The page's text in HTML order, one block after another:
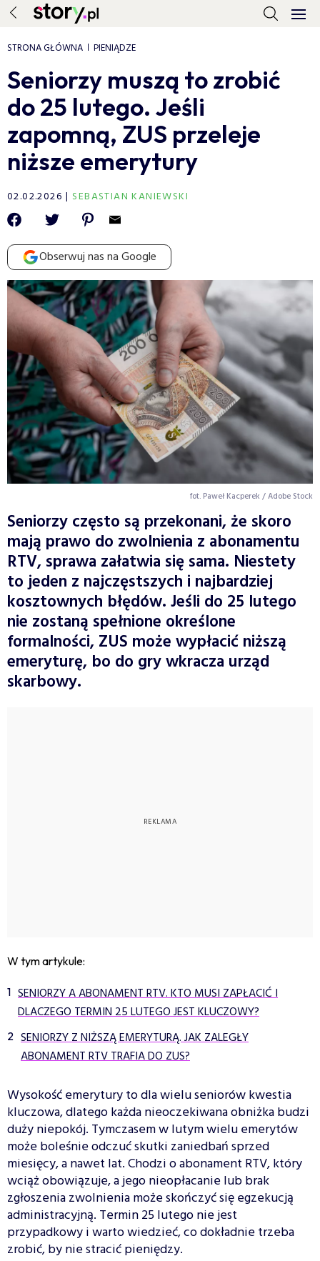
STRONA GŁÓWNA PIENIĄDZE
Seniorzy muszą to zrobić
do 25 lutego. Jeśli
zapomną, ZUS przeleje
niższe emerytury
02.02.2026 SEBASTIAN KANIEWSKI
Obserwuj nas na Google
fot. Paweł Kacperek / Adobe Stock
Seniorzy często są przekonani, że skoro
mają prawo do zwolnienia z abonamentu
RTV, sprawa załatwia się sama. Niestety
to jeden z najczęstszych i najbardziej
kosztownych błędów. Jeśli do 25 lutego
nie zostaną spełnione określone
formalności, ZUS może wypłacić niższą
emeryturę, bo do gry wkracza urząd
skarbowy.
W tym artykule:
SENIORZY A ABONAMENT RTV. KTO MUSI ZAPŁACIĆ I
DLACZEGO TERMIN 25 LUTEGO JEST KLUCZOWY?
SENIORZY Z NIŻSZĄ EMERYTURĄ. JAK ZALEGŁY
ABONAMENT RTV TRAFIA DO ZUS?
Wysokość emerytury to dla wielu seniorów kwestia
kluczowa, dlatego każda nieoczekiwana obniżka budzi
duży niepokój. Tymczasem w lutym wielu emerytów
może boleśnie odczuć skutki zaniedbań sprzed
miesięcy, a nawet lat. Chodzi o abonament RTV, który
wciąż obowiązuje, a jego nieopłacanie lub brak
zgłoszenia zwolnienia może skończyć się egzekucją
administracyjną. Termin 25 lutego nie jest
przypadkowy i warto wiedzieć, co dokładnie trzeba
zrobić, by nie stracić pieniędzy.